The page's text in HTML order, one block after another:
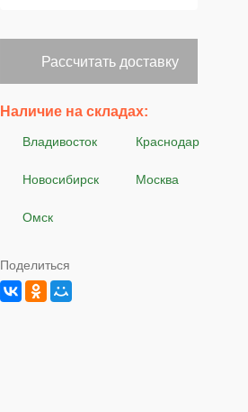
Рассчитать доставку
Наличие на складах:
Владивосток Краснодар
Новосибирск Москва
Омск
Поделиться